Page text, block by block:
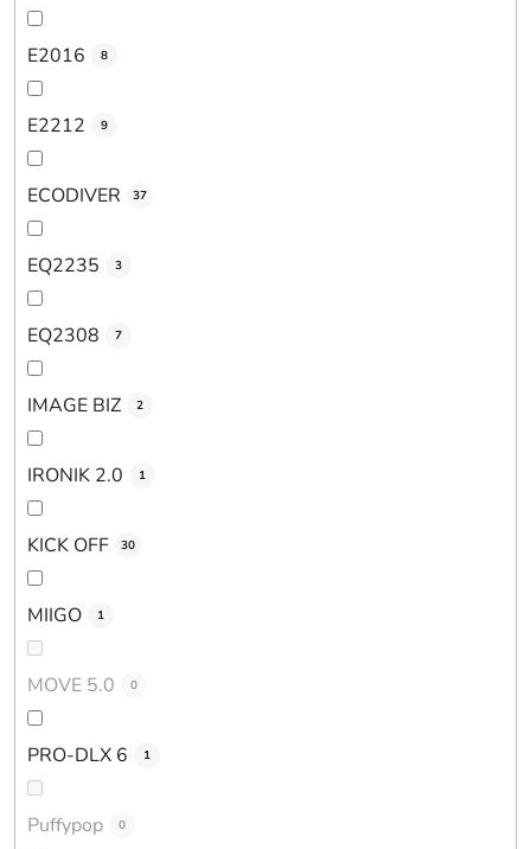
E2016 8
E2212 9
ECODIVER 37
EQ2235 3
EQ2308 7
IMAGE BIZ 2
IRONIK 2.0 1
KICK OFF 30
MIIGO 1
MOVE 5.0 0
PRO-DLX 6 1
Puffypop 0